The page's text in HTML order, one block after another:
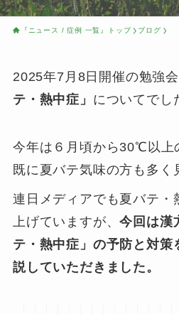
『ニュース / 症例 一覧』トップ ブログ
2025年7月8日開催の勉強会
テ・熱中症」 についてでし
今年は６月頃から30℃以上
既に夏バテ気味の方も多く
連日メディアでも夏バテ・
上げていますが、今回は漢
テ・熱中症」の予防と対策
説していただきました。